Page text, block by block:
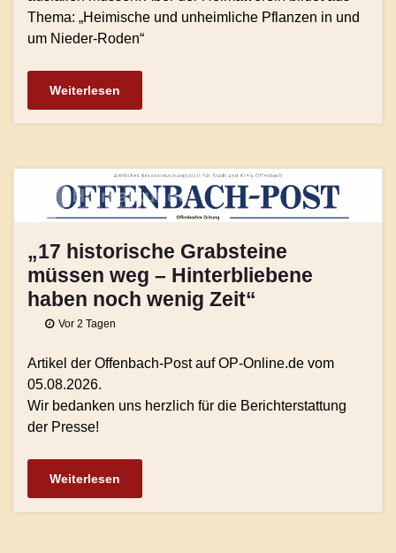
Thema: „Heimische und unheimliche Pflanzen in und
um Nieder-Roden“
Weiterlesen
„17 historische Grabsteine
müssen weg – Hinterbliebene
haben noch wenig Zeit“
Vor 2 Tagen
Artikel der Offenbach-Post auf OP-Online.de vom
05.08.2026.
Wir bedanken uns herzlich für die Berichterstattung
der Presse!
Weiterlesen